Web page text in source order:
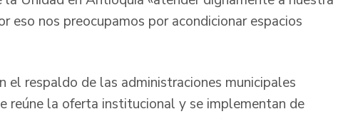
eso nos preocupamos por acondicionar espacios
el respaldo de las administraciones municipales
reúne la oferta institucional y se implementan de